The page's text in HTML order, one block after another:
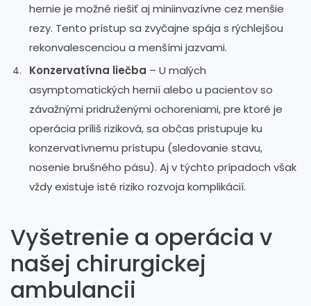
hernie je možné riešiť aj miniinvazívne cez menšie
rezy. Tento prístup sa zvyčajne spája s rýchlejšou
rekonvalescenciou a menšími jazvami.
Konzervatívna liečba – U malých
asymptomatických hernií alebo u pacientov so
závažnými pridruženými ochoreniami, pre ktoré je
operácia príliš riziková, sa občas pristupuje ku
konzervatívnemu prístupu (sledovanie stavu,
nosenie brušného pásu). Aj v týchto prípadoch však
vždy existuje isté riziko rozvoja komplikácií.
Vyšetrenie a operácia v
našej chirurgickej
ambulancii